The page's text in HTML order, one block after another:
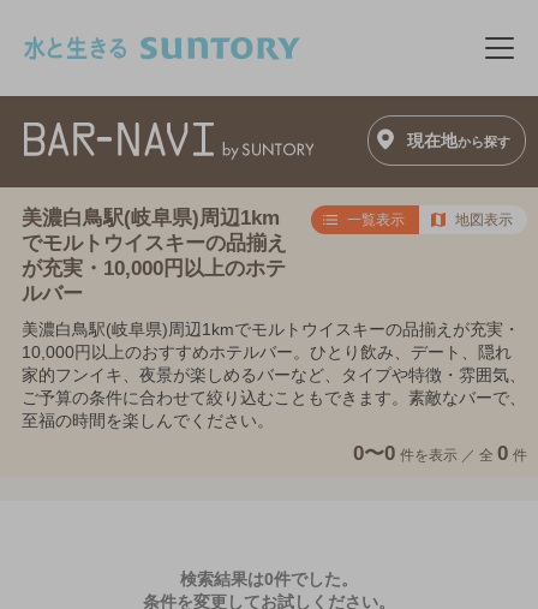
メ
現在地から探す
美濃白鳥駅(岐阜県)周辺1km
でモルトウイスキーの品揃え
が充実・10,000円以上のホテ
ルバー
一覧表示 地図表示
美濃白鳥駅(岐阜県)周辺1kmでモルトウイスキーの品揃えが充実・
10,000円以上のおすすめホテルバー。ひとり飲み、デート、隠れ
家的フンイキ、夜景が楽しめるバーなど、タイプや特徴・雰囲気、
ご予算の条件に合わせて絞り込むこともできます。素敵なバーで、
至福の時間を楽しんでください。
0〜0 件を表示 ／ 全 0 件
検索結果は0件でした。
条件を変更してお試しください。